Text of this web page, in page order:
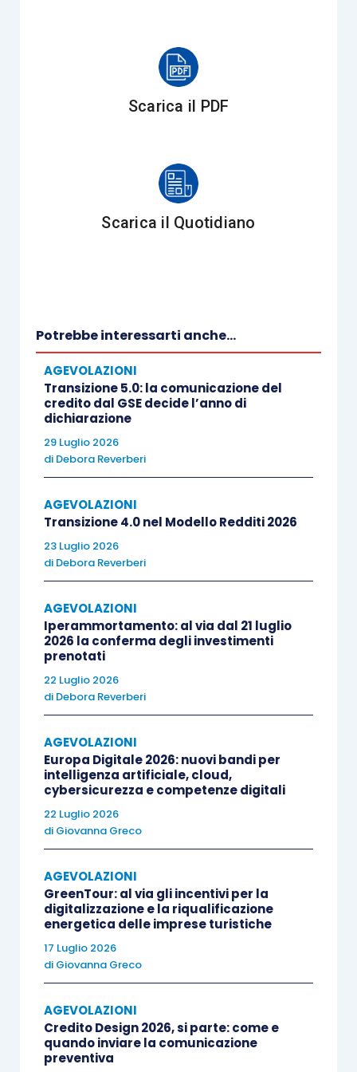
riferimento (Regolamento UE . 651/2014)
in materia di aiuti di Stato;
interdittive, ai sensi dell’
Come previsto dall’articolo 3, del Decreto
direttoriale 24.03.2022, i soggetti, ai fini della
corretta compilazione dell’istanza, devono:
imprese
verificare i dati acquisiti in modalità
telematica dal Registro delle imprese
fornire le eventuali precisazioni
richieste dalla procedura informatica
Le domande possono essere presentate
procedura informatica messa a disposizione da
Invitalia, di proprietà del Mise, all’indirizzo
https://misedgiaicommerciodettaglio.invitalia.it.
All’interno dell’istanza, oltre al possesso dei
requisiti di accesso all’agevolazione, i soggetti
richiedenti, devono dichiarare:
ilrispetto del limite massimo di aiuti
consentiti dalla Sezione 3.1 del “Quadro
temporaneo”
l’ammontare dei ricavi riferiti ai periodi
di imposta 2019 e 2021;
l’ammontare medio mensile dei ricavi
relativi ai periodi di imposta 2019 e
l’importo del contributo richiesto
ilcodice Iban relativo al conto corrente
intestato al soggetto richiedente, su cui
si chiede l’accreditamento
Il contributo a fondo perduto è riconosciuto nei
limiti delle risorse finanziarie stanziate per
l’intervento agevolativo
Scarica il PDF
Scarica il Quotidiano
Potrebbe interessarti anche...
AGEVOLAZIONI
Transizione 5.0: la comunicazione del
credito dal GSE decide l’anno di
dichiarazione
29 Luglio 2026
di Debora Reverberi
AGEVOLAZIONI
Transizione 4.0 nel Modello Redditi 2026
23 Luglio 2026
di Debora Reverberi
AGEVOLAZIONI
Iperammortamento: al via dal 21 luglio
2026 la conferma degli investimenti
prenotati
22 Luglio 2026
di Debora Reverberi
AGEVOLAZIONI
Europa Digitale 2026: nuovi bandi per
intelligenza artificiale, cloud,
cybersicurezza e competenze digitali
22 Luglio 2026
di Giovanna Greco
AGEVOLAZIONI
GreenTour: al via gli incentivi per la
digitalizzazione e la riqualificazione
energetica delle imprese turistiche
17 Luglio 2026
di Giovanna Greco
AGEVOLAZIONI
Credito Design 2026, si parte: come e
quando inviare la comunicazione
preventiva